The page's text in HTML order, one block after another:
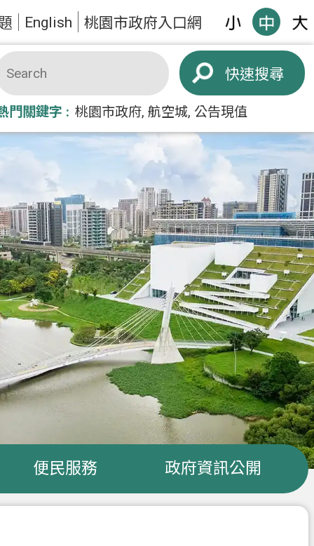
English 桃園市政府入口網
搜尋
門關鍵字 桃園市政府 航空城 公告現值
便民服務 政府資訊公開